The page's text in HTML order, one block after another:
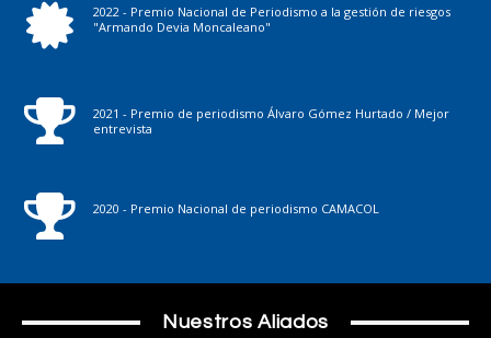
2022 - Premio Nacional de Periodismo a la gestión de riesgos
"Armando Devia Moncaleano"
2021 - Premio de periodismo Álvaro Gómez Hurtado / Mejor
entrevista
2020 - Premio Nacional de periodismo CAMACOL
Nuestros Aliados